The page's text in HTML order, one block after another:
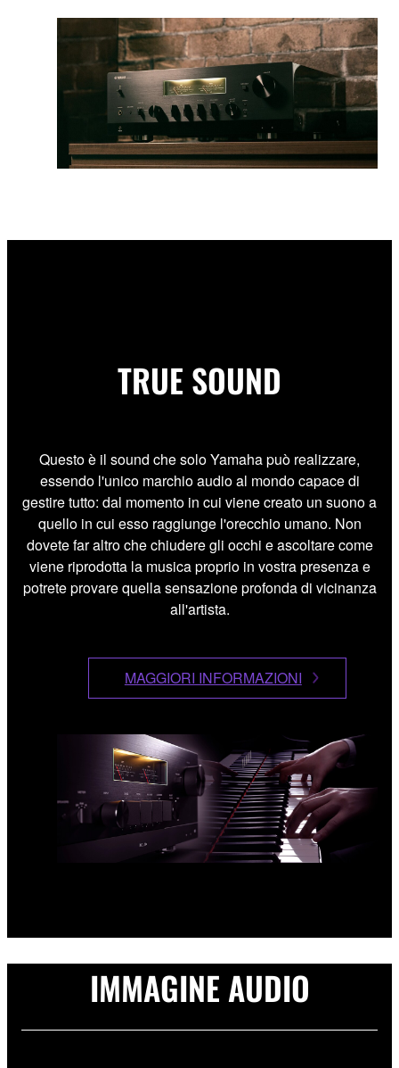
TRUE SOUND
Questo è il sound che solo Yamaha può realizzare,
essendo l'unico marchio audio al mondo capace di
gestire tutto: dal momento in cui viene creato un suono a
quello in cui esso raggiunge l'orecchio umano. Non
dovete far altro che chiudere gli occhi e ascoltare come
viene riprodotta la musica proprio in vostra presenza e
potrete provare quella sensazione profonda di vicinanza
all'artista.
MAGGIORI INFORMAZIONI
IMMAGINE AUDIO